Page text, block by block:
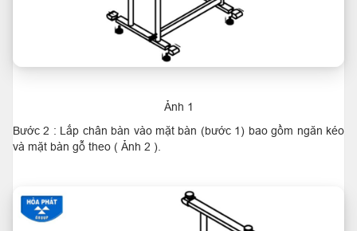
Ảnh 1
Bước 2 : Lắp chân bàn vào mặt bàn (bước 1) bao gồm ngăn kéo
và mặt bàn gỗ theo ( Ảnh 2 ).